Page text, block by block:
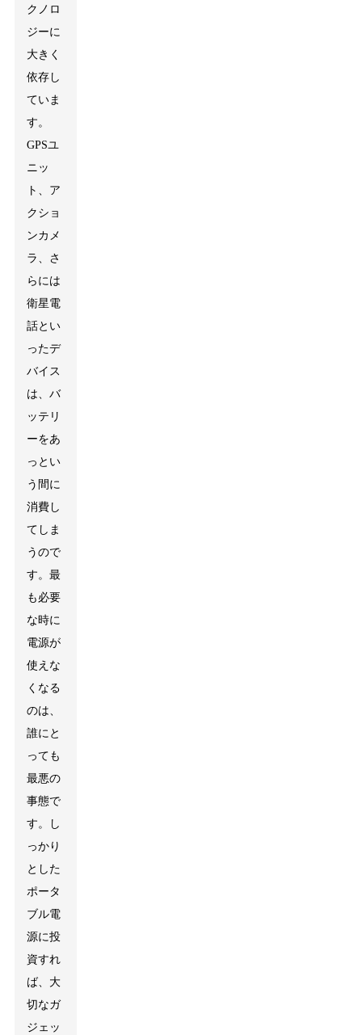
クノロ
ジーに
大きく
依存し
ていま
す。
GPSユ
ニッ
ト、ア
クショ
ンカメ
ラ、さ
らには
衛星電
話とい
ったデ
バイス
は、バ
ッテリ
ーをあ
っとい
う間に
消費し
てしま
うので
す。最
も必要
な時に
電源が
使えな
くなる
のは、
誰にと
っても
最悪の
事態で
す。し
っかり
とした
ポータ
ブル電
源に投
資すれ
ば、大
切なガ
ジェッ